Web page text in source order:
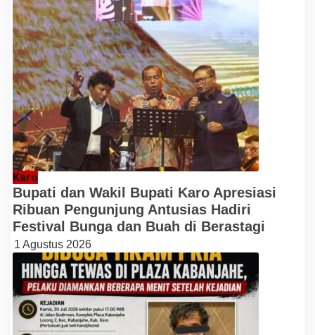
Karo
Bupati dan Wakil Bupati Karo Apresiasi
Ribuan Pengunjung Antusias Hadiri
Festival Bunga dan Buah di Berastagi
1 Agustus 2026